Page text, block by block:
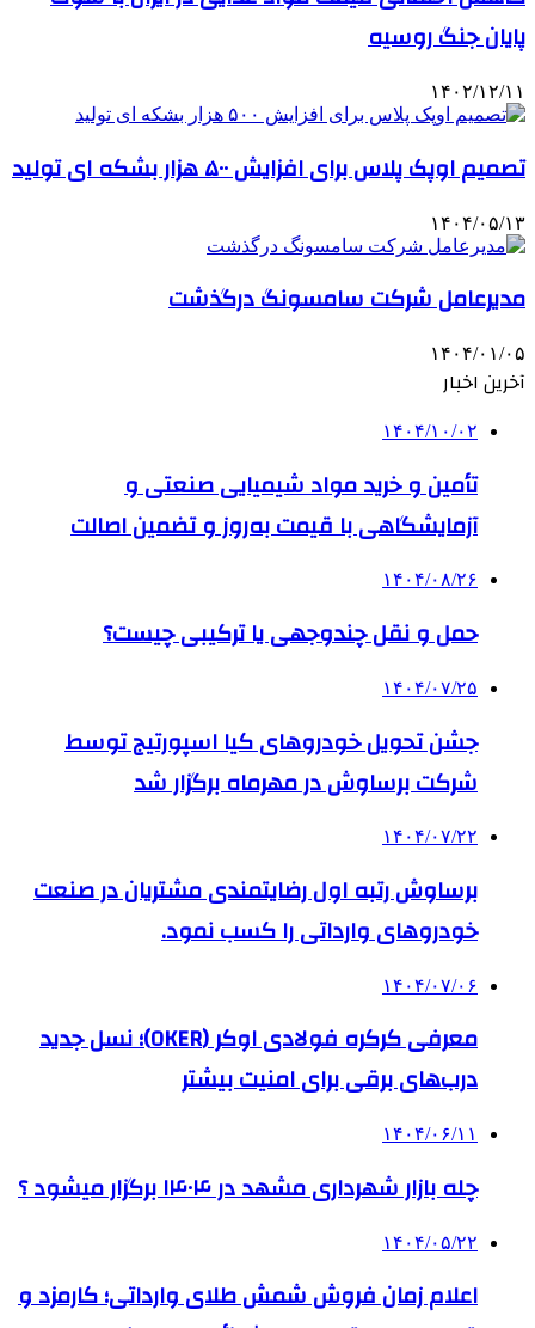
پایان جنگ روسیه
۱۴۰۲/۱۲/۱۱
تصمیم اوپک پلاس برای افزایش ۵۰۰ هزار بشکه ای تولید
۱۴۰۴/۰۵/۱۳
مدیرعامل شرکت سامسونگ درگذشت
۱۴۰۴/۰۱/۰۵
آخرین اخبار
۱۴۰۴/۱۰/۰۲
تأمین و خرید مواد شیمیایی صنعتی و
آزمایشگاهی با قیمت به‌روز و تضمین اصالت
۱۴۰۴/۰۸/۲۶
حمل و نقل چندوجهی یا ترکیبی چیست؟
۱۴۰۴/۰۷/۲۵
جشن تحویل خودروهای کیا اسپورتیج توسط
شرکت برساوش در مهرماه برگزار شد
۱۴۰۴/۰۷/۲۲
برساوش رتبه اول رضایتمندی مشتریان در صنعت
خودروهای وارداتی را کسب نمود.
۱۴۰۴/۰۷/۰۶
معرفی کرکره فولادی اوکر (OKER)؛ نسل جدید
درب‌های برقی برای امنیت بیشتر
۱۴۰۴/۰۶/۱۱
چله بازار شهرداری مشهد در ۱۴۰۴ برگزار میشود ؟
۱۴۰۴/۰۵/۲۲
اعلام زمان فروش شمش طلای وارداتی؛ کارمزد و